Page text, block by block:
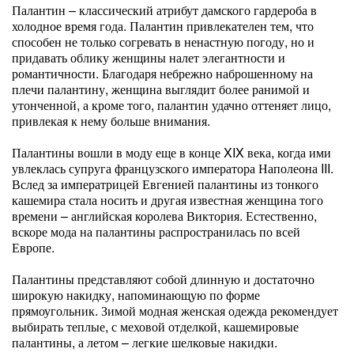
Палантин – классический атрибут дамского гардероба в
холодное время года. Палантин привлекателен тем, что
способен не только согревать в ненастную погоду, но и
придавать облику женщины налет элегантности и
романтичности. Благодаря небрежно наброшенному на
плечи палантину, женщина выглядит более ранимой и
утонченной, а кроме того, палантин удачно оттеняет лицо,
привлекая к нему больше внимания.
Палантины вошли в моду еще в конце XIX века, когда ими
увлеклась супруга французского императора Наполеона III.
Вслед за императрицей Евгенией палантины из тонкого
кашемира стала носить и другая известная женщина того
времени – английская королева Виктория. Естественно,
вскоре мода на палантины распространилась по всей
Европе.
Палантины представляют собой длинную и достаточно
широкую накидку, напоминающую по форме
прямоугольник. Зимой модная женская одежда рекомендует
выбирать теплые, с меховой отделкой, кашемировые
палантины, а летом – легкие шелковые накидки.